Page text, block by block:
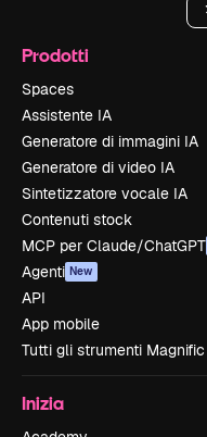
Prodotti
Spaces
Assistente IA
Generatore di immagini IA
Generatore di video IA
Sintetizzatore vocale IA
Contenuti stock
MCP per Claude/ChatGPT
Agenti New
API
App mobile
Tutti gli strumenti Magnific
Inizia